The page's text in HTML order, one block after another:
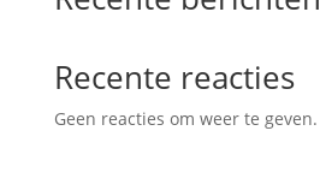
Recente reacties
Geen reacties om weer te geven.